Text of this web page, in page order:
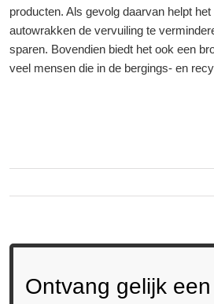
producten. Als gevolg daarvan helpt
autowrakken de vervuiling te
sparen. Bovendien biedt het ook een
veel mensen die in de bergings- en
Ontvang gelijk